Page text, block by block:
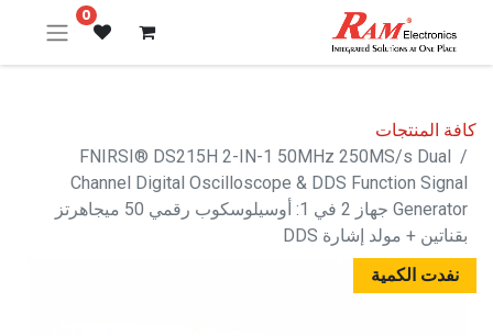
0
كافة المنتجات
FNIRSI® DS215H 2-IN-1 50MHz 250MS/s Dual
Channel Digital Oscilloscope & DDS Function Signal
Generator جهاز 2 في 1: أوسيلوسكوب رقمي 50 ميجاهرتز
بقناتين + مولد إشارة DDS
نفدت الكمية